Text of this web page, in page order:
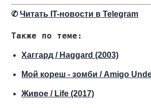
✆Читать IT-новости в Telegram
Также по теме:
Хаггард / Haggard (2003)
Мой кореш - зомби / Amigo
Живое / Life (2017)